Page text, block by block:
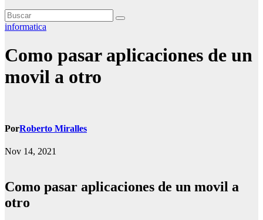
informatica
Como pasar aplicaciones de un
movil a otro
PorRoberto Miralles
Nov 14, 2021
Como pasar aplicaciones de un movil a
otro